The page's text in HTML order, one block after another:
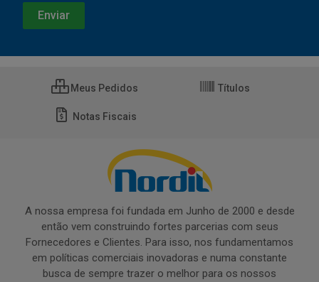
Meus Pedidos Títulos
Notas Fiscais
A nossa empresa foi fundada em Junho de 2000 e desde
então vem construindo fortes parcerias com seus
Fornecedores e Clientes. Para isso, nos fundamentamos
em políticas comerciais inovadoras e numa constante
busca de sempre trazer o melhor para os nossos